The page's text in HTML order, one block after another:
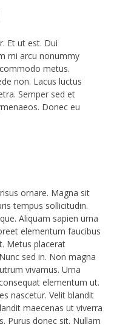
Et ut est. Dui
mi arcu nonummy
metus.
non. Lacus luctus
Semper sed et
Donec eu
ornare. Magna sit
tempus sollicitudin.
Aliquam sapien urna
elementum faucibus
Metus placerat
sed in. Non magna
vivamus. Urna
elementum ut.
nascetur. Velit blandit
maecenas ut viverra
Purus donec sit. Nullam